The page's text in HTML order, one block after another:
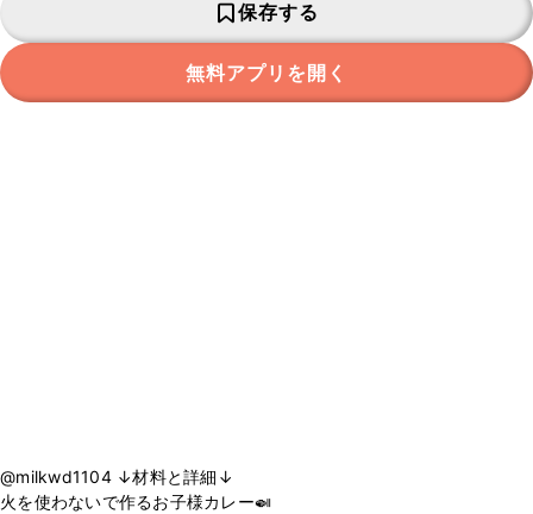
保存する
無料アプリを開く
@milkwd1104 ↓材料と詳細↓
火を使わないで作るお子様カレー🍛